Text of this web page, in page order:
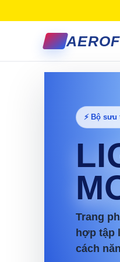
⚡ Bộ
Trang
hợp tập
cách